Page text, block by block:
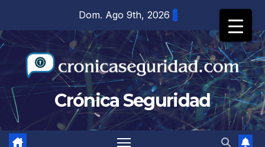
contenido
Dom. Ago 9th, 2026
Crónica Seguridad